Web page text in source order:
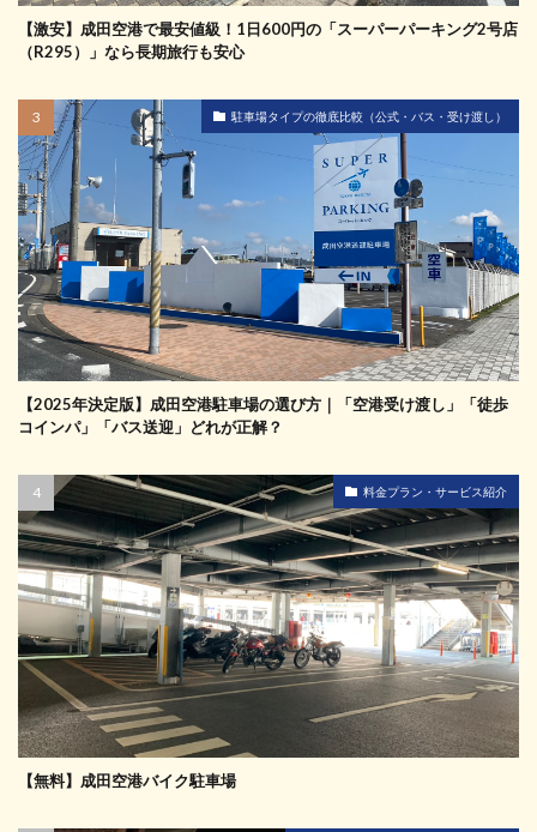
【激安】成田空港で最安値級！1日600円の「スーパーパーキング2号店
（R295）」なら長期旅行も安心
駐車場タイプの徹底比較（公式・バス・受け渡し）
【2025年決定版】成田空港駐車場の選び方｜「空港受け渡し」「徒歩
コインパ」「バス送迎」どれが正解？
料金プラン・サービス紹介
【無料】成田空港バイク駐車場